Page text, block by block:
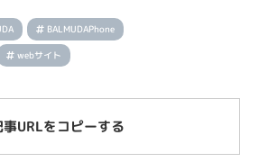
BALMUDAPhone
webサイト
事URLをコピーする